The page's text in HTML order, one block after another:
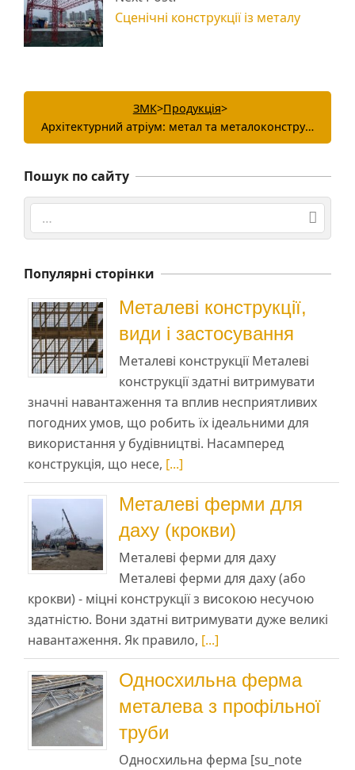
Сценічні конструкції із металу
ЗМК>Продукція>
Архітектурний атріум: метал та металоконструкції
Пошук по сайту
Search
Популярні сторінки
Металеві конструкції,
види і застосування
Металеві конструкції Металеві
конструкції здатні витримувати
значні навантаження та вплив несприятливих
погодних умов, що робить їх ідеальними для
використання у будівництві. Насамперед
конструкція, що несе, [...]
Металеві ферми для
даху (крокви)
Металеві ферми для даху
Металеві ферми для даху (або
крокви) - міцні конструкції з високою несучою
здатністю. Вони здатні витримувати дуже великі
навантаження. Як правило, [...]
Односхильна ферма
металева з профільної
труби
Односхильна ферма [su_note